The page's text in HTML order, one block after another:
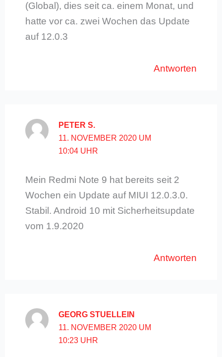
(Global), dies seit ca. einem Monat, und
hatte vor ca. zwei Wochen das Update
auf 12.0.3
Antworten
PETER S.
11. NOVEMBER 2020 UM
10:04 UHR
Mein Redmi Note 9 hat bereits seit 2
Wochen ein Update auf MIUI 12.0.3.0.
Stabil. Android 10 mit Sicherheitsupdate
vom 1.9.2020
Antworten
GEORG STUELLEIN
11. NOVEMBER 2020 UM
10:23 UHR